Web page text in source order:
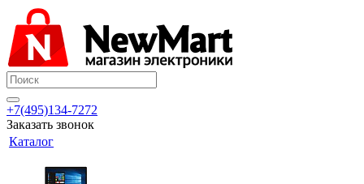
+7(495)134-7272
Заказать звонок
Каталог